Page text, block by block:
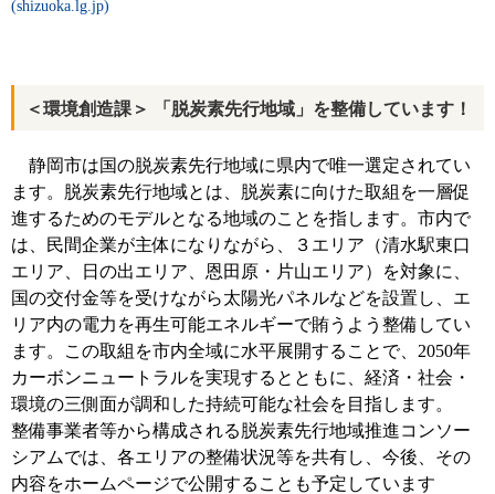
(shizuoka.lg.jp)
＜環境創造課＞ 「脱炭素先行地域」を整備しています！
静岡市は国の脱炭素先行地域に県内で唯一選定されてい
ます。脱炭素先行地域とは、脱炭素に向けた取組を一層促
進するためのモデルとなる地域のことを指します。市内で
は、民間企業が主体になりながら、３エリア（清水駅東口
エリア、日の出エリア、恩田原・片山エリア）を対象に、
国の交付金等を受けながら太陽光パネルなどを設置し、エ
リア内の電力を再生可能エネルギーで賄うよう整備してい
ます。この取組を市内全域に水平展開することで、2050年
カーボンニュートラルを実現するとともに、経済・社会・
環境の三側面が調和した持続可能な社会を目指します。
整備事業者等から構成される脱炭素先行地域推進コンソー
シアムでは、各エリアの整備状況等を共有し、今後、その
内容をホームページで公開することも予定しています